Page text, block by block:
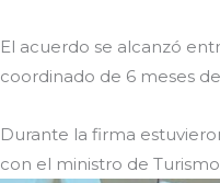
El acuerdo se alcanzó
coordinado de 6 meses
Durante la firma
con el ministro de